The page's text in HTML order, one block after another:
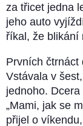
za třicet jedna
jeho auto
říkal, že blikání
Prvních čtrnáct
Vstávala v
jednoho.
„Mami, jak se
přijel o